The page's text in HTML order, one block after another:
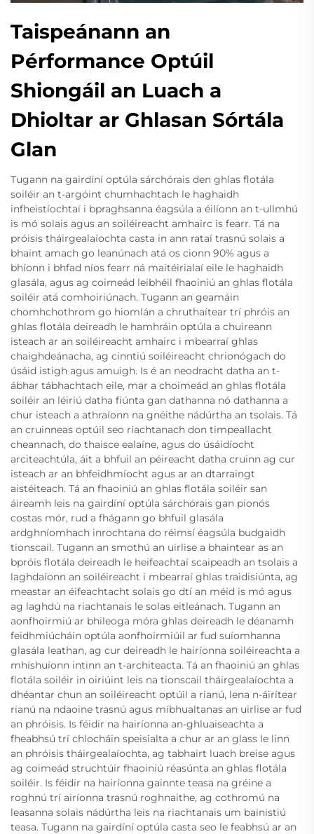
Taispeánann an
Pérformance Optúil
Shiongáil an Luach a
Dhioltar ar Ghlasan Sórtála
Glan
Tugann na gairdíní optúla sárchórais den ghlas flotála
soiléir an t-argóint chumhachtach le haghaidh
infheistíochtaí i bpraghsanna éagsúla a éilíonn an t-ullmhú
is mó solais agus an soiléireacht amhairc is fearr. Tá na
próisis tháirgealaíochta casta in ann rataí trasnú solais a
bhaint amach go leanúnach atá os cionn 90% agus a
bhíonn i bhfad níos fearr ná maitéirialaí eile le haghaidh
glasála, agus ag coimeád leibhéil fhaoiniú an ghlas flotála
soiléir atá comhoiriúnach. Tugann an geamáin
chomhchothrom go hiomlán a chruthaítear trí phróis an
ghlas flotála deireadh le hamhráin optúla a chuireann
isteach ar an soiléireacht amhairc i mbearraí ghlas
chaighdeánacha, ag cinntiú soiléireacht chrionógach do
úsáid istigh agus amuigh. Is é an neodracht datha an t-
ábhar tábhachtach eile, mar a choimeád an ghlas flotála
soiléir an léiriú datha fiúnta gan dathanna nó dathanna a
chur isteach a athraíonn na gnéithe nádúrtha an tsolais. Tá
an cruinneas optúil seo riachtanach don timpeallacht
cheannach, do thaisce ealaíne, agus do úsáidíocht
arciteachtúla, áit a bhfuil an péireacht datha cruinn ag cur
isteach ar an bhfeidhmíocht agus ar an dtarraingt
aistéiteach. Tá an fhaoiniú an ghlas flotála soiléir san
áireamh leis na gairdíní optúla sárchórais gan pionós
costas mór, rud a fhágann go bhfuil glasála
ardghníomhach inrochtana do réimsí éagsúla budgaidh
tionscail. Tugann an smothú an uirlise a bhaintear as an
bpróis flotála deireadh le heifeachtaí scaipeadh an tsolais a
laghdaíonn an soiléireacht i mbearraí ghlas traidisiúnta, ag
meastar an éifeachtacht solais go dtí an méid is mó agus
ag laghdú na riachtanais le solas eitleánach. Tugann an
aonfhoirmiú ar bhileoga móra ghlas deireadh le déanamh
feidhmiúcháin optúla aonfhoirmiúil ar fud suíomhanna
glasála leathan, ag cur deireadh le hairíonna soiléireachta a
mhíshuíonn intinn an t-architeacta. Tá an fhaoiniú an ghlas
flotála soiléir in oiriúint leis na tionscail tháirgealaíochta a
dhéantar chun an soiléireacht optúil a rianú, lena n-áirítear
rianú na ndaoine trasnú agus míbhualtanas an uirlise ar fud
an phróisis. Is féidir na hairíonna an-ghluaiseachta a
fheabhsú trí chlocháin speisialta a chur ar an glass le linn
an phróisis tháirgealaíochta, ag tabhairt luach breise agus
ag coimeád struchtúir fhaoiniú réasúnta an ghlas flotála
soiléir. Is féidir na hairíonna gainnte teasa na gréine a
roghnú trí airíonna trasnú roghnaithe, ag cothromú na
leasanna solais nádúrtha leis na riachtanais um bainistiú
teasa. Tugann na gairdíní optúla casta seo le feabhsú ar an